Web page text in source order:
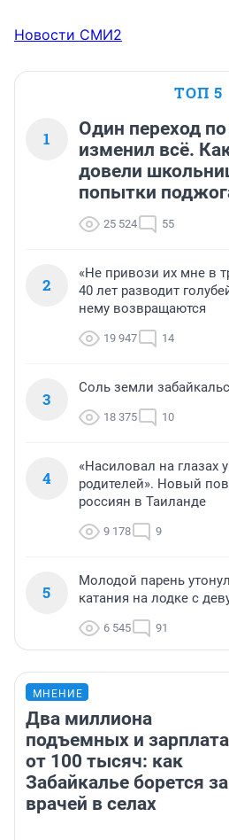
Новости СМИ2
ТОП 5
1
Один переход
изменил всё.
довели
попытки
25 524 55
2
«Не привози их мне в
40 лет разводит
нему возвращаются
19 947 14
3
Соль земли
18 375 10
4
«Насиловал на глазах
родителей». Новый
россиян в Таиланде
9 178 9
5
Молодой парень
катания на лодке с
6 545 91
МНЕНИЕ
Два миллиона
подъемных и зарплата
от 100 тысяч: как
Забайкалье борется за
врачей в селах